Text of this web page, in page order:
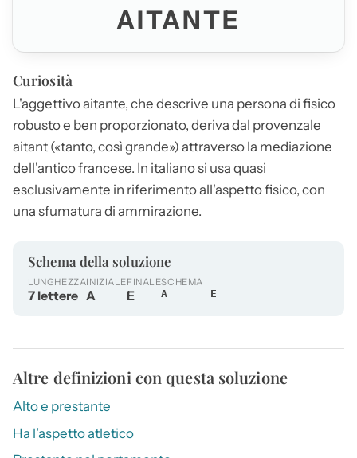
AITANTE
Curiosità
L'aggettivoaitante, che descrive una persona di fisico
robusto e ben proporzionato, deriva dal provenzale
aitant («tanto, così grande») attraverso la mediazione
dell'antico francese. In italiano si usa quasi
esclusivamente in riferimento all'aspetto fisico, con
una sfumatura di ammirazione.
Schema della soluzione
LUNGHEZZA
7 lettere
INIZIALE
A
FINALE
E
SCHEMA
A_____E
Altre definizioni con questa soluzione
Alto e prestante
Ha l’aspetto atletico